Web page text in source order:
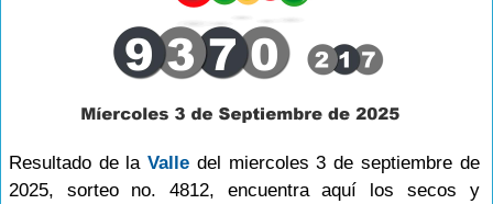
Resultado de laValle del miercoles 3 de septiembre de
2025, sorteo no. 4812, encuentra aquí los secos y